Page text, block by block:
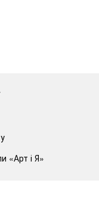
«Арт і Я»